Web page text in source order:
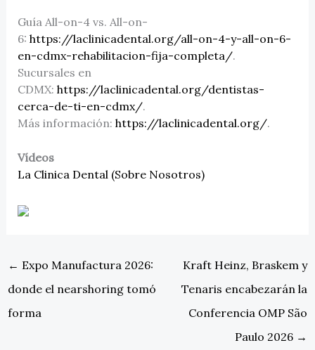
Guía All-on-4 vs. All-on-
6: https://laclinicadental.org/all-on-4-y-all-on-6-
en-cdmx-rehabilitacion-fija-completa/.
Sucursales en
CDMX: https://laclinicadental.org/dentistas-
cerca-de-ti-en-cdmx/.
Más información: https://laclinicadental.org/.
Vídeos
La Clinica Dental (Sobre Nosotros)
← Expo Manufactura 2026:
donde el nearshoring tomó
forma
Kraft Heinz, Braskem y
Tenaris encabezarán la
Conferencia OMP São
Paulo 2026 →